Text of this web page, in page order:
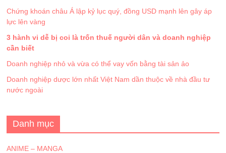
Chứng khoán châu Á lập kỷ lục quý, đồng USD mạnh lên gây áp
lực lên vàng
3 hành vi dễ bị coi là trốn thuế người dân và doanh nghiệp
cần biết
Doanh nghiệp nhỏ và vừa có thể vay vốn bằng tài sản ảo
Doanh nghiệp dược lớn nhất Việt Nam dần thuộc về nhà đầu tư
nước ngoài
Danh mục
ANIME – MANGA